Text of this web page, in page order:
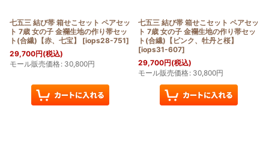
七五三 結び帯 箱せこセット ペアセッ
ト 7歳 女の子 金襴生地の作り帯セッ
ト(合繊)【赤、七宝】
[iops28-751]
29,700円(税込)
モール販売価格: 30,800円
七五三 結び帯 箱せこセット ペアセッ
ト 7歳 女の子 金襴生地の作り帯セッ
ト(合繊)【ピンク、牡丹と桜】
[iops31-607]
29,700円(税込)
モール販売価格: 30,800円